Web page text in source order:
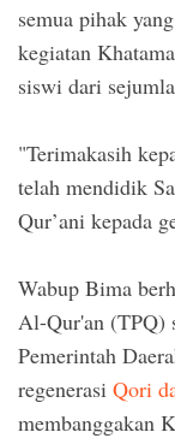
semua pihak
kegiatan
siswi dari
"Terimakasih
telah mendidik
Qur’ani kepada
Wabup Bima
Al-Qur'an (TPQ)
Pemerintah
regenerasi Qori
membanggakan